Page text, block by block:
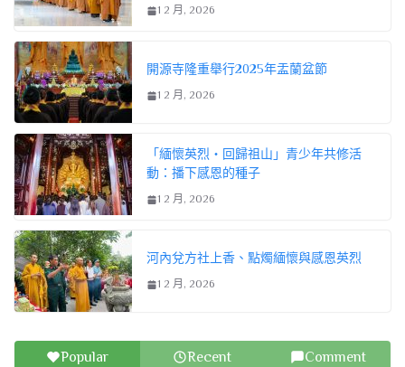
1 2 月, 2026
開源寺隆重舉行2025年盂蘭盆節
1 2 月, 2026
「緬懷英烈・回歸祖山」青少年共修活
動：播下感恩的種子
1 2 月, 2026
河內兌方社上香、點燭緬懷與感恩英烈
1 2 月, 2026
Popular Recent Comment